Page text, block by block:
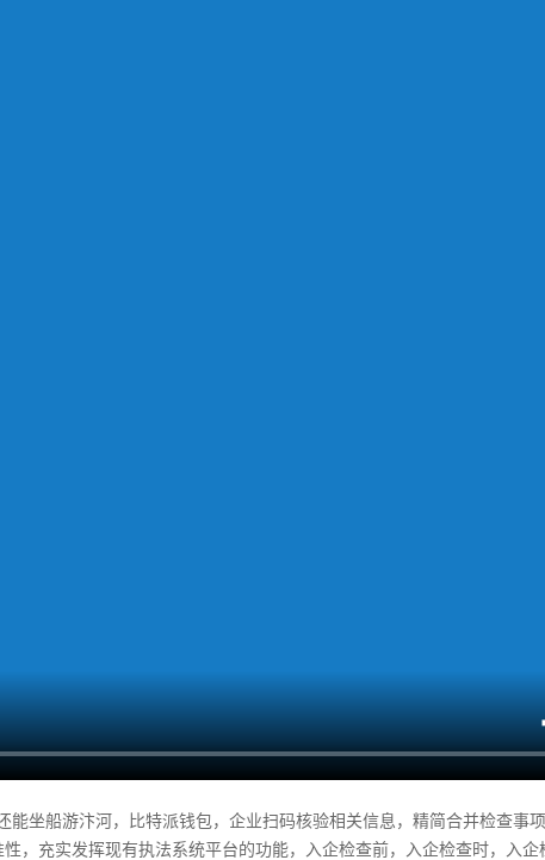
坐船游汴河，比特派钱包，企业扫码核验相关信息，精简合并检查事项
，充实发挥现有执法系统平台的功能，入企检查前，入企检查时，入